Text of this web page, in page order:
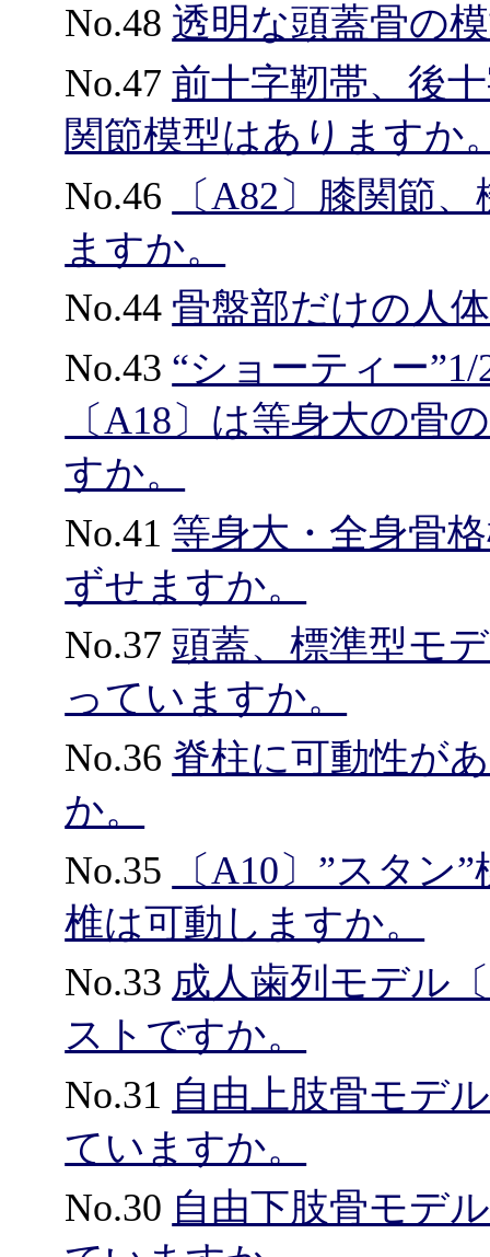
No.48 透明な頭蓋骨の
No.47前十字靭帯、後
関節模型はありますか
No.46
〔A82〕膝関節
ますか。
No.44 骨盤部だけの人
No.43 “ショーティー
〔A18〕は等身大の骨
すか。
No.41 等身大・全身骨
ずせますか。
No.37頭蓋、標準型モ
っていますか。
No.36 脊柱に可動性が
か。
No.35
〔A10〕”スタン
椎は可動しますか。
No.33 成人歯列モデル
ストですか。
No.31 自由上肢骨モデ
ていますか。
No.30 自由下肢骨モデ